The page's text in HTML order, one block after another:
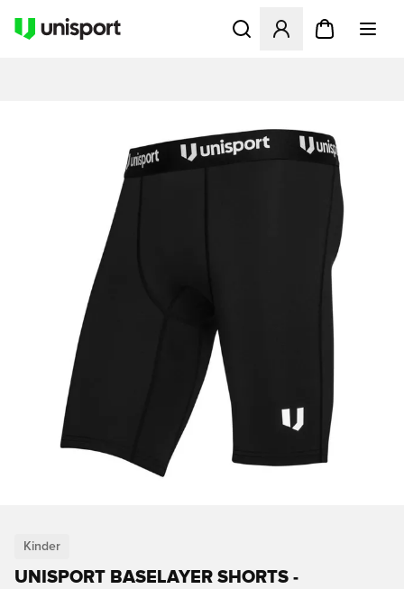
Öffnet ein Fenster zum
Kinder
UNISPORT BASELAYER SHORTS -